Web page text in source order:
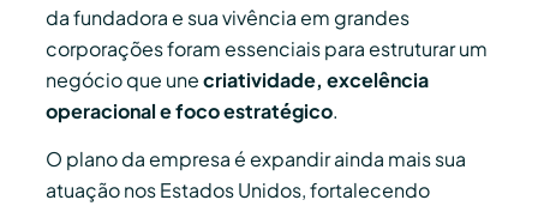
da fundadora e sua vivência em grandes
corporações foram essenciais para estruturar um
negócio que unecriatividade, excelência
operacional e foco estratégico.
O plano da empresa é expandir ainda mais sua
atuação nos Estados Unidos, fortalecendo